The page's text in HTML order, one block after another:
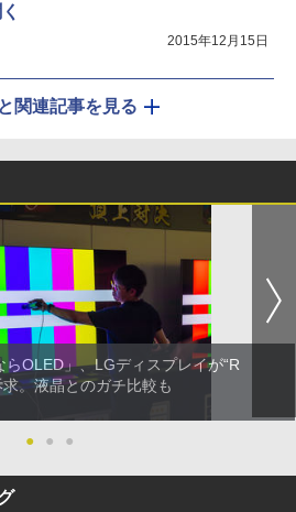
2015年12月15日
関連記事を見る
らOLED」、LGディスプレイが“R
。液晶とのガチ比較も
● ● ●